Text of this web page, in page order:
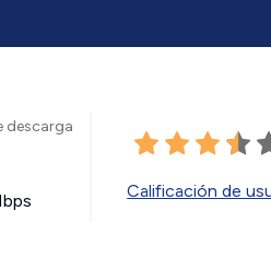
descarga
Calificación de